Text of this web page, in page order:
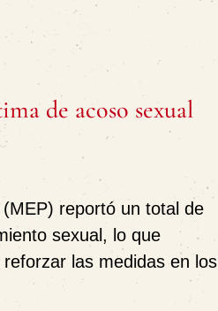
de acoso sexual
reportó un total de
sexual, lo que
las medidas en los